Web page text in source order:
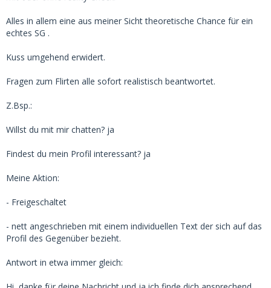
Alles in allem eine aus meiner Sicht theoretische Chance für ein
echtes SG .
Kuss umgehend erwidert.
Fragen zum Flirten alle sofort realistisch beantwortet.
Z.Bsp.:
Willst du mit mir chatten? ja
Findest du mein Profil interessant? ja
Meine Aktion:
- Freigeschaltet
- nett angeschrieben mit einem individuellen Text der sich auf das
Profil des Gegenüber bezieht.
Antwort in etwa immer gleich: